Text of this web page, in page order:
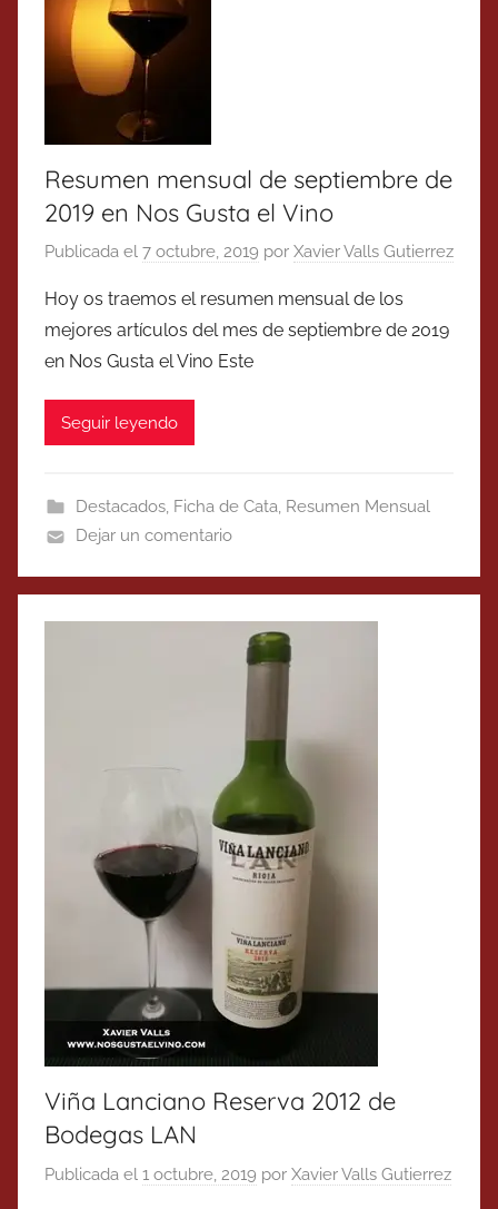
Resumen mensual de septiembre de
2019 en Nos Gusta el Vino
Publicada el 7 octubre, 2019 por Xavier Valls Gutierrez
Hoy os traemos el resumen mensual de los
mejores artículos del mes de septiembre de 2019
en Nos Gusta el Vino Este
Seguir leyendo
Destacados, Ficha de Cata, Resumen Mensual
Dejar un comentario
Viña Lanciano Reserva 2012 de
Bodegas LAN
Publicada el 1 octubre, 2019 por Xavier Valls Gutierrez